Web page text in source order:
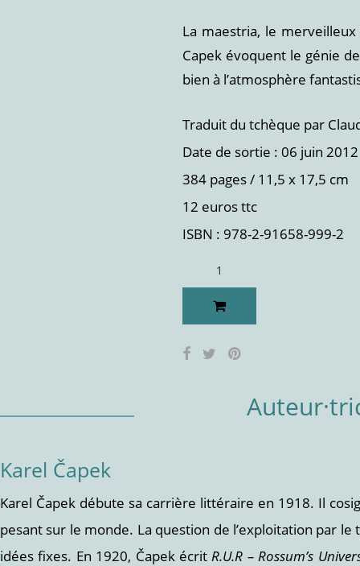
La maestria, le
Capek évoquent le génie
bien à l’atmosphère
Traduit du tchèque par
Date de sortie : 06 juin 2012
384 pages / 11,5 x 17,5 cm
12 euros ttc
ISBN : 978-2-91658-999-2
Karel Čapek
Karel Čapek débute sa carrière littéraire en 1918. Il
pesant sur le monde. La question de l’exploitation par
idées fixes. En 1920, Čapek écritR.U.R – Rossum’s